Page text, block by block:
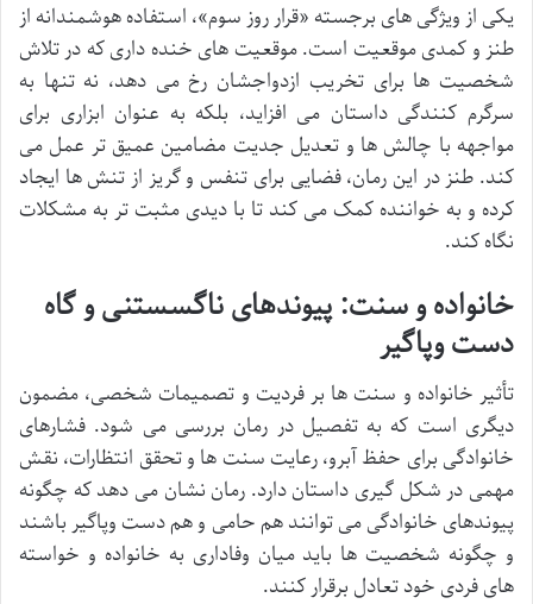
یکی از ویژگی های برجسته «قرار روز سوم»، استفاده هوشمندانه از
طنز و کمدی موقعیت است. موقعیت های خنده داری که در تلاش
شخصیت ها برای تخریب ازدواجشان رخ می دهد، نه تنها به
سرگرم کنندگی داستان می افزاید، بلکه به عنوان ابزاری برای
مواجهه با چالش ها و تعدیل جدیت مضامین عمیق تر عمل می
کند. طنز در این رمان، فضایی برای تنفس و گریز از تنش ها ایجاد
کرده و به خواننده کمک می کند تا با دیدی مثبت تر به مشکلات
نگاه کند.
خانواده و سنت: پیوندهای ناگسستنی و گاه
دست وپاگیر
تأثیر خانواده و سنت ها بر فردیت و تصمیمات شخصی، مضمون
دیگری است که به تفصیل در رمان بررسی می شود. فشارهای
خانوادگی برای حفظ آبرو، رعایت سنت ها و تحقق انتظارات، نقش
مهمی در شکل گیری داستان دارد. رمان نشان می دهد که چگونه
پیوندهای خانوادگی می توانند هم حامی و هم دست وپاگیر باشند
و چگونه شخصیت ها باید میان وفاداری به خانواده و خواسته
های فردی خود تعادل برقرار کنند.